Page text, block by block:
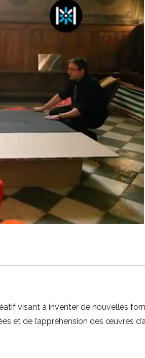
visant à inventer de nouvelles
et de l’appréhension des œuvres